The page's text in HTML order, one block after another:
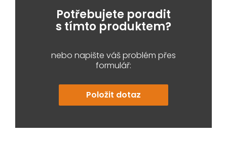
Potřebujete poradit
s tímto produktem?
nebo napište váš problém přes
formulář:
Položit dotaz